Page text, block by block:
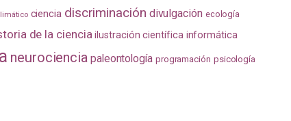
ciencia discriminación divulgación ecología
de la ciencia ilustración científica informática
neurociencia paleontología programación psicología